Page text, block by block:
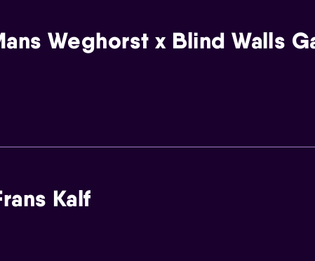
Weghorst x Blind Walls
Kalf